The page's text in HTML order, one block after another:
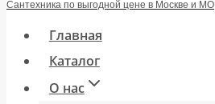
Сантехника по выгодной цене в Москве и МО
Главная
Каталог
О нас